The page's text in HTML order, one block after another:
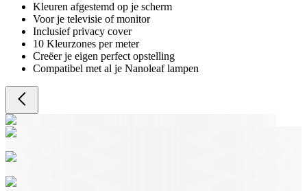
Kleuren afgestemd op je scherm
Voor je televisie of monitor
Inclusief privacy cover
10 Kleurzones per meter
Creëer je eigen perfect opstelling
Compatibel met al je Nanoleaf lampen